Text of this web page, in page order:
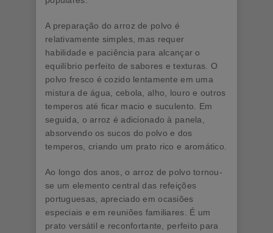
A preparação do arroz de polvo é
relativamente simples, mas requer
habilidade e paciência para alcançar o
equilíbrio perfeito de sabores e texturas. O
polvo fresco é cozido lentamente em uma
mistura de água, cebola, alho, louro e outros
temperos até ficar macio e suculento. Em
seguida, o arroz é adicionado à panela,
absorvendo os sucos do polvo e dos
temperos, criando um prato rico e aromático.
Ao longo dos anos, o arroz de polvo tornou-
se um elemento central das refeições
portuguesas, apreciado em ocasiões
especiais e em reuniões familiares. É um
prato versátil e reconfortante, perfeito para